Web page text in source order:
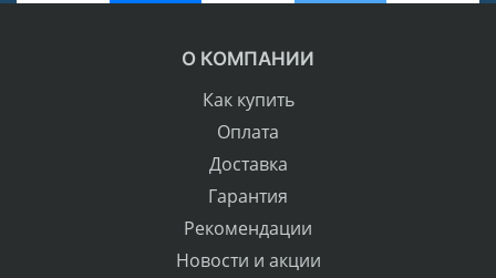
О КОМПАНИИ
Как купить
Оплата
Доставка
Гарантия
Рекомендации
Новости и акции